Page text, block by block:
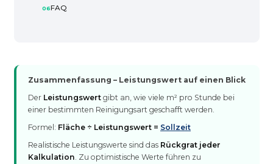
FAQ
Zusammenfassung – Leistungswert auf einen Blick
Der Leistungswert gibt an, wie viele m² pro Stunde bei
einer bestimmten Reinigungsart geschafft werden.
Formel: Fläche ÷ Leistungswert = Sollzeit
Realistische Leistungswerte sind das Rückgrat jeder
Kalkulation. Zu optimistische Werte führen zu